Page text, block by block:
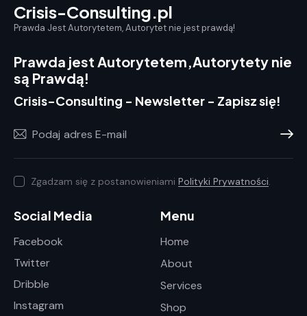
Crisis-Consulting.pl
Prawda Jest Autorytetem, Autorytet nie jest prawdą!
Prawda jest Autorytetem,Autorytety nie
są Prawdą!
Crisis-Consulting - Newsletter - Zapisz się!
Zgadzam się z postanowieniami Polityki Prywatności.
Social Media
Facebook
Twitter
Dribble
Instagram
Menu
Home
About
Services
Shop